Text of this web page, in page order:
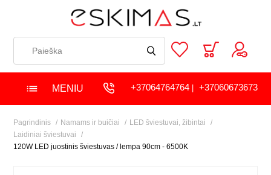
MENIU +37064764764| +37060673673
Pagrindinis Namams ir buičiai
LED šviestuvai, žibintai
Laidiniai šviestuvai
120W LED juostinis šviestuvas / lempa 90cm - 6500K